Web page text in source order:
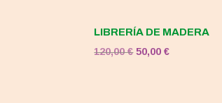
LIBRERÍA DE MADERA
120,00€ El
50,00€El